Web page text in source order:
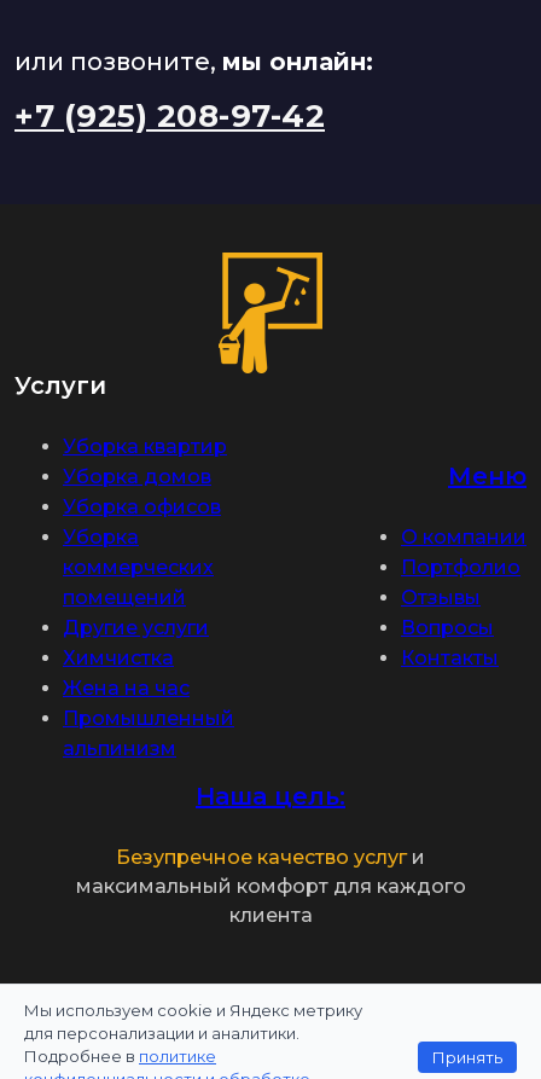
или позвоните, мы онлайн:
+7 (925) 208-97-42
Услуги
Уборка квартир
Уборка домов
Уборка офисов
Уборка
коммерческих
помещений
Другие услуги
Химчистка
Жена на час
Промышленный
альпинизм
Меню
О компании
Портфолио
Отзывы
Вопросы
Контакты
Наша цель:
Безупречное качество услуг и
максимальный комфорт для каждого
клиента
Политика конфиденциальности
Информация на сайте не является публичной
Мы используем cookie и Яндекс метрику
для персонализации и аналитики.
Подробнее в политике
Принять